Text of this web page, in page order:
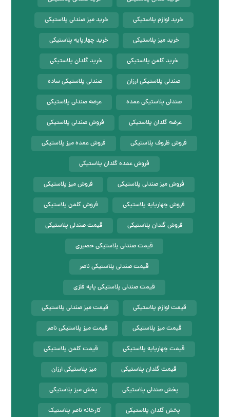
خرید لوازم پلاستیکی خرید میز صندلی پلاستیکی
خرید میز پلاستیکی خرید چهارپایه پلاستیکی
خرید کلمن پلاستیکی خرید گلدان پلاستیکی
صندلی پلاستیکی ارزان صندلی پلاستیکی ساده
صندلی پلاستیکی عمده عرضه صندلی پلاستیکی
عرضه گلدان پلاستیکی فروش صندلی پلاستیکی
فروش ظروف پلاستیکی فروش عمده میز پلاستیکی
فروش عمده گلدان پلاستیکی
فروش میز صندلی پلاستیکی فروش میز پلاستیکی
فروش چهارپایه پلاستیکی فروش کلمن پلاستیکی
فروش گلدان پلاستیکی قیمت صندلی پلاستیکی
قیمت صندلی پلاستیکی حصیری
قیمت صندلی پلاستیکی ناصر
قیمت صندلی پلاستیکی پایه فلزی
قیمت لوازم پلاستیکی قیمت میز صندلی پلاستیکی
قیمت میز پلاستیکی قیمت میز پلاستیکی ناصر
قیمت چهارپایه پلاستیکی قیمت کلمن پلاستیکی
قیمت گلدان پلاستیکی میز پلاستیکی ارزان
پخش صندلی پلاستیکی پخش میز پلاستیکی
پخش گلدان پلاستیکی کارخانه ناصر پلاستیک